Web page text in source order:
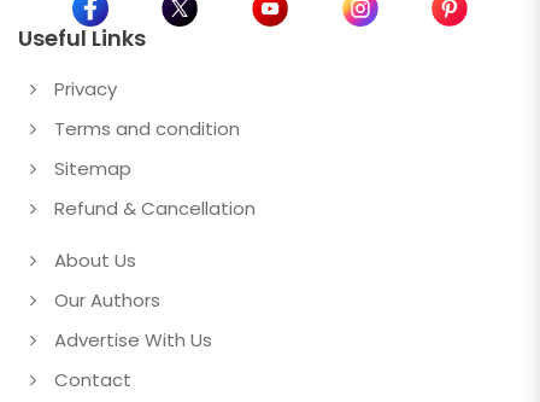
Useful Links
Privacy
Terms and condition
Sitemap
Refund & Cancellation
About Us
Our Authors
Advertise With Us
Contact